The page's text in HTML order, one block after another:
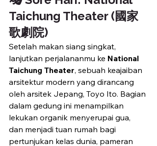
Taichung Theater (國家
歌劇院)
Setelah makan siang singkat,
lanjutkan perjalananmu ke National
Taichung Theater, sebuah keajaiban
arsitektur modern yang dirancang
oleh arsitek Jepang, Toyo Ito. Bagian
dalam gedung ini menampilkan
lekukan organik menyerupai gua,
dan menjadi tuan rumah bagi
pertunjukan kelas dunia, pameran